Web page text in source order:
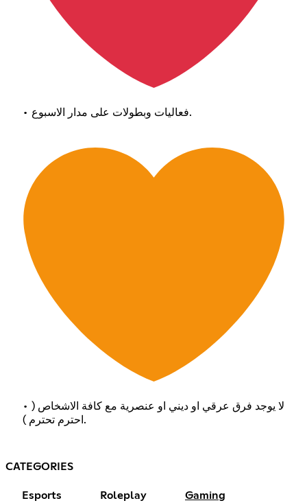
• فعاليات وبطولات على مدار الاسبوع.
• لا يوجد فرق عرقي او ديني او عنصرية مع كافة الاشخاص (
احترم تحترم ).
CATEGORIES
Esports Roleplay Gaming